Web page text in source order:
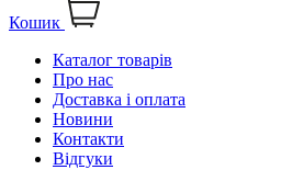
Кошик
Каталог товарів
Про нас
Доставка і оплата
Новини
Контакти
Відгуки